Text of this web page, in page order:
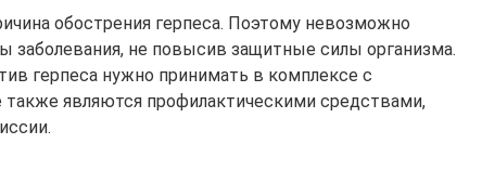
обострения герпеса. Поэтому невозможно
заболевания, не повысив защитные силы организма.
герпеса нужно принимать в комплексе с
являются профилактическими средствами,